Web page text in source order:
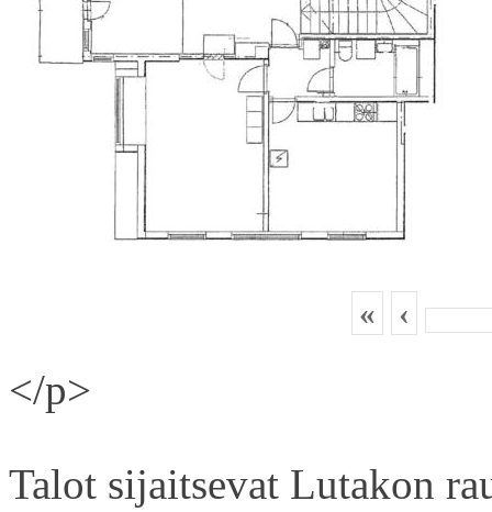
« ‹
</p>
Talot sijaitsevat Lutakon